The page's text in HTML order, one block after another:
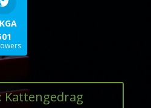
Kattengedrag